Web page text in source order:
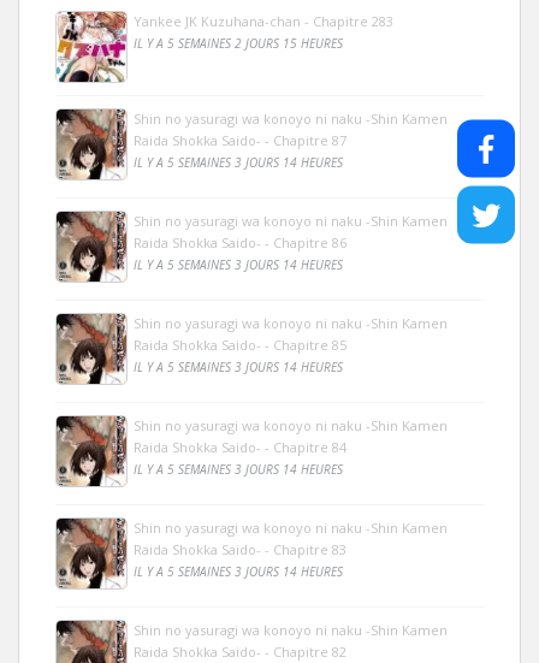
Yankee JK Kuzuhana-chan - Chapitre 283
IL Y A 5 SEMAINES 2 JOURS 15 HEURES
Shin no yasuragi wa konoyo ni naku -Shin Kamen
Raida Shokka Saido- - Chapitre 87
IL Y A 5 SEMAINES 3 JOURS 14 HEURES
Shin no yasuragi wa konoyo ni naku -Shin Kamen
Raida Shokka Saido- - Chapitre 86
IL Y A 5 SEMAINES 3 JOURS 14 HEURES
Shin no yasuragi wa konoyo ni naku -Shin Kamen
Raida Shokka Saido- - Chapitre 85
IL Y A 5 SEMAINES 3 JOURS 14 HEURES
Shin no yasuragi wa konoyo ni naku -Shin Kamen
Raida Shokka Saido- - Chapitre 84
IL Y A 5 SEMAINES 3 JOURS 14 HEURES
Shin no yasuragi wa konoyo ni naku -Shin Kamen
Raida Shokka Saido- - Chapitre 83
IL Y A 5 SEMAINES 3 JOURS 14 HEURES
Shin no yasuragi wa konoyo ni naku -Shin Kamen
Raida Shokka Saido- - Chapitre 82